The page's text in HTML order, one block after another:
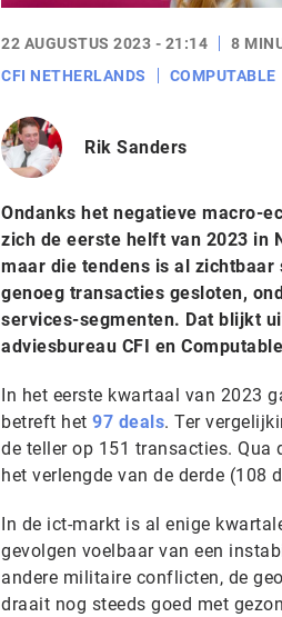
22 AUGUSTUS 2023 - 21:14 8
CFI NETHERLANDS
COMPUTABLE
Rik Sanders
Ondanks het negatieve macro-
zich de eerste helft van 2023 in
maar die tendens is al
genoeg transacties gesloten,
services-segmenten. Dat blijkt
adviesbureau CFI en
In het eerste kwartaal van 2023
betreft het 97 deals. Ter
de teller op 151 transacties. Qua
het verlengde van de derde (108
In de ict-markt is al enige
gevolgen voelbaar van een
andere militaire conflicten, de
draait nog steeds goed met